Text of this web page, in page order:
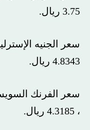
3.75 ريال.
سعر الجنيه
4.8343 ريال.
سعر الفرنك
، 4.3185 ريال.